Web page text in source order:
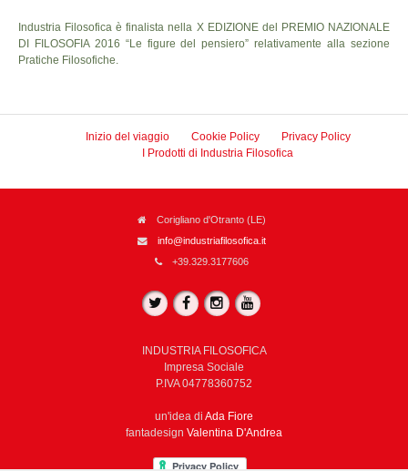
Industria Filosofica è finalista nella X EDIZIONE del PREMIO NAZIONALE
DI FILOSOFIA 2016 “Le figure del pensiero” relativamente alla sezione
Pratiche Filosofiche.
Inizio del viaggio Cookie Policy
Privacy Policy
I Prodotti di Industria Filosofica
Corigliano d'Otranto (LE)
info@industriafilosofica.it
+39.329.3177606
INDUSTRIA FILOSOFICA
Impresa Sociale
P.IVA 04778360752
un'idea di Ada Fiore
fantadesign Valentina D'Andrea